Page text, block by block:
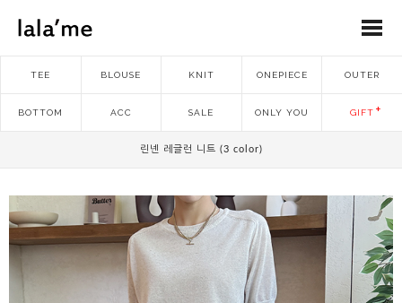
TEE BLOUSE KNIT ONEPIECE OUTER
BOTTOM ACC SALE ONLY YOU GIFT
린넨 레글런 니트 (3 color)